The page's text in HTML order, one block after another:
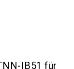
IB51 für